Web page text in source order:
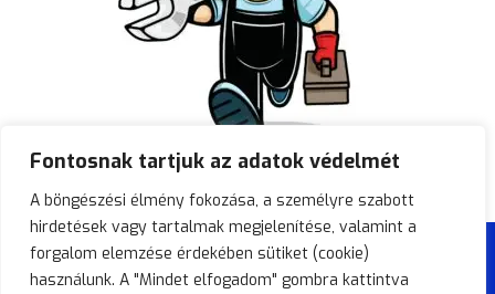
Fontosnak tartjuk az adatok védelmét
A böngészési élmény fokozása, a személyre szabott
hirdetések vagy tartalmak megjelenítése, valamint a
forgalom elemzése érdekében sütiket (cookie)
használunk. A "Mindet elfogadom" gombra kattintva
© 2026 Duguláselhárítás 0-24.